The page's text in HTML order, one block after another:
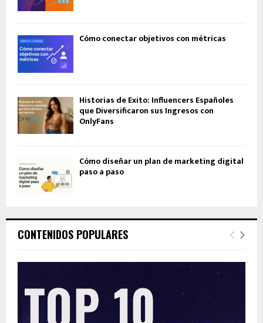
Cómo conectar objetivos con métricas
Historias de Éxito: Influencers Españoles
que Diversificaron sus Ingresos con
OnlyFans
Cómo diseñar un plan de marketing digital
paso a paso
CONTENIDOS POPULARES